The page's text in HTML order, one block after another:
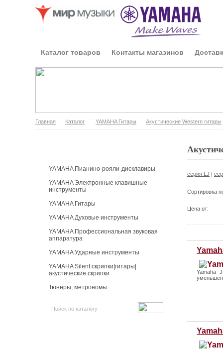
Каталог товаров Контакты магазинов
Главная Каталог YAMAHA Гитары Акустические Western гитары
YAMAHA Пианино-рояли-дисклавиры
YAMAHA Электронные клавишные
инструменты
YAMAHA Гитары
YAMAHA Духовые инструменты
YAMAHA Профессиональная звуковая
аппаратура
YAMAHA Ударные инструменты
YAMAHA Silent скрипки|гитары|
акустические скрипки
Тюнеры, метрономы
серия LJ |
Сортировка
Цена от:
Yamaha